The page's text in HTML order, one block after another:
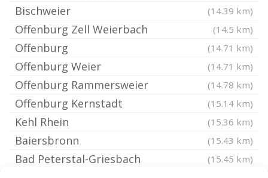
Bischweier (14.39 km)
Offenburg Zell Weierbach (14.5 km)
Offenburg (14.71 km)
Offenburg Weier (14.71 km)
Offenburg Rammersweier (14.78 km)
Offenburg Kernstadt (15.14 km)
Kehl Rhein (15.36 km)
Baiersbronn (15.43 km)
Bad Peterstal-Griesbach (15.45 km)